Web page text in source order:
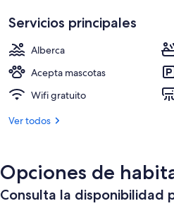
Servicios principales
Alberca
Acepta mascotas
Wifi gratuito
Ver todos
Opciones de
Consulta la disponibilidad